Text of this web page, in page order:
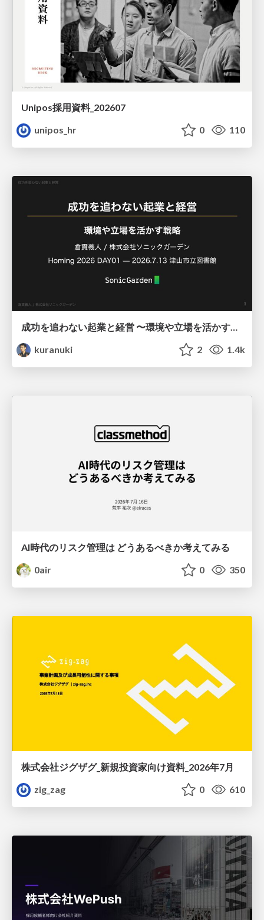
Unipos採用資料_202607
unipos_hr
0 110
成功を追わない起業と経営 〜環境や立場を活かす戦略（Homing 2026）
kuranuki
2 1.4k
AI時代のリスク管理は どうあるべきか考えてみる
0air
0 350
株式会社ジグザグ_新規投資家向け資料_2026年7月
zig_zag
0 610